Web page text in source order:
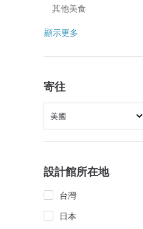
其他美食
顯示更多
寄往
美國
設計館所在地
台灣
日本